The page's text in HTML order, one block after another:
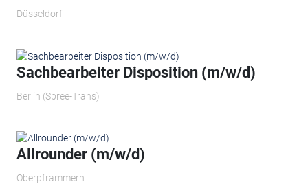
Düsseldorf
Sachbearbeiter Disposition (m/w/d)
Berlin (Spree-Trans)
Allrounder (m/w/d)
Oberpframmern